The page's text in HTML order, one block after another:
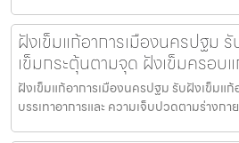
ฝังเข็มแก้อาการเมืองนครปฐม
เข็มกระตุ้นตามจุด ฝังเข็มครอบ
ฝังเข็มแก้อาการเมืองนครปฐม รับฝังเข็มแ
บรรเทาอาการและ ความเจ็บปวดตามร่างกา